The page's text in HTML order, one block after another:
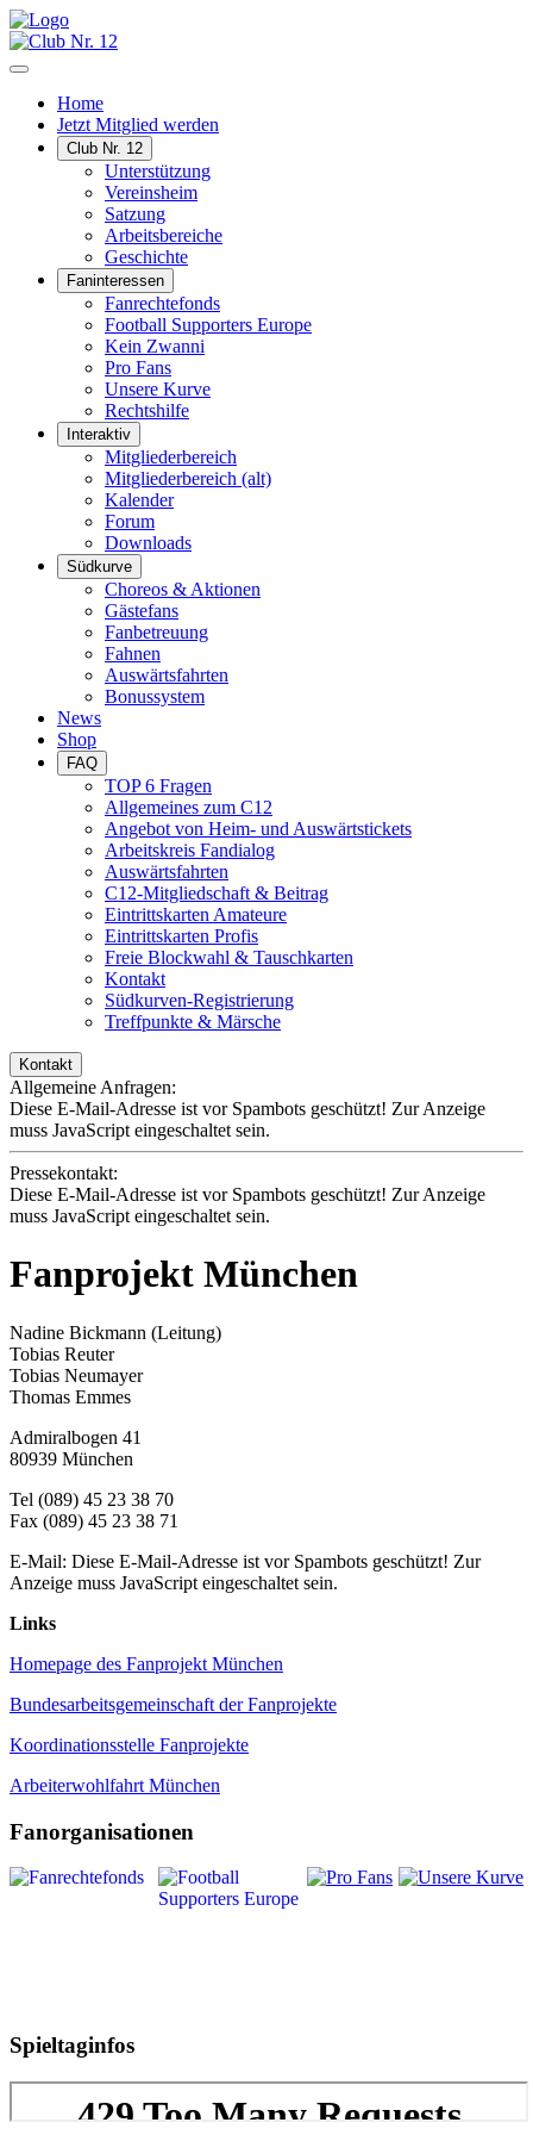
Home
Jetzt Mitglied werden
Club Nr. 12
Unterstützung
Vereinsheim
Satzung
Arbeitsbereiche
Geschichte
Faninteressen
Fanrechtefonds
Football Supporters Europe
Kein Zwanni
Pro Fans
Unsere Kurve
Rechtshilfe
Interaktiv
Mitgliederbereich
Mitgliederbereich (alt)
Kalender
Forum
Downloads
Südkurve
Choreos & Aktionen
Gästefans
Fanbetreuung
Fahnen
Auswärtsfahrten
Bonussystem
News
Shop
FAQ
TOP 6 Fragen
Allgemeines zum C12
Angebot von Heim- und Auswärtstickets
Arbeitskreis Fandialog
Auswärtsfahrten
C12-Mitgliedschaft & Beitrag
Eintrittskarten Amateure
Eintrittskarten Profis
Freie Blockwahl & Tauschkarten
Kontakt
Südkurven-Registrierung
Treffpunkte & Märsche
Kontakt
Allgemeine Anfragen:
Diese E-Mail-Adresse ist vor Spambots geschützt! Zur Anzeige
muss JavaScript eingeschaltet sein.
Pressekontakt:
Diese E-Mail-Adresse ist vor Spambots geschützt! Zur Anzeige
muss JavaScript eingeschaltet sein.
Fanprojekt München
Nadine Bickmann (Leitung)
Tobias Reuter
Tobias Neumayer
Thomas Emmes
Admiralbogen 41
80939 München
Tel (089) 45 23 38 70
Fax (089) 45 23 38 71
E-Mail: Diese E-Mail-Adresse ist vor Spambots geschützt! Zur
Anzeige muss JavaScript eingeschaltet sein.
Links
Homepage des Fanprojekt München
Bundesarbeitsgemeinschaft der Fanprojekte
Koordinationsstelle Fanprojekte
Arbeiterwohlfahrt München
Fanorganisationen
Spieltaginfos